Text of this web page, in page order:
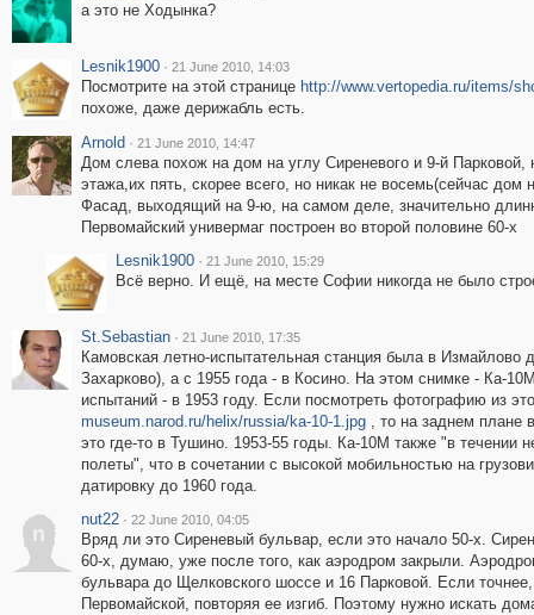
а это не Ходынка?
Lesnik1900 · 21 June 2010, 14:03
Посмотрите на этой странице http://www.vertopedia.ru/items/
похоже, даже дерижабль есть.
Arnold · 21 June 2010, 14:47
Дом слева похож на дом на углу Сиреневого и 9-й Парковой,
этажа,их пять, скорее всего, но никак не восемь(сейчас дом
Фасад, выходящий на 9-ю, на самом деле, значительно
Первомайский универмаг построен во второй половине 60-х
Lesnik1900 · 21 June 2010, 15:29
Всё верно. И ещё, на месте Софии никогда не было
St.Sebastian · 21 June 2010, 17:35
Камовская летно-испытательная станция была в
Захарково), а с 1955 года - в Косино. На этом снимке - Ка-
испытаний - в 1953 году. Если посмотреть фотографию из
museum.narod.ru/helix/russia/ka-10-1.jpg, то на заднем плане
это где-то в Тушино. 1953-55 годы. Ка-10М также "в течении
полеты", что в сочетании с высокой мобильностью на
датировку до 1960 года.
n
nut22 · 22 June 2010, 04:05
Вряд ли это Сиреневый бульвар, если это начало 50-х.
60-х, думаю, уже после того, как аэродром закрыли.
бульвара до Щелковского шоссе и 16 Парковой. Если
Первомайской, повторяя ее изгиб. Поэтому нужно искать